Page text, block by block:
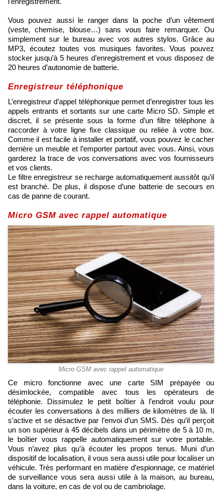
Vous pouvez aussi le ranger dans la poche d’un vêtement
(veste, chemise, blouse…) sans vous faire remarquer. Ou
simplement sur le bureau avec vos autres stylos. Grâce au
MP3, écoutez toutes vos musiques favorites. Vous pouvez
stocker jusqu’à 5 heures d’enregistrement et vous disposez de
20 heures d’autonomie de batterie.
Enregistreur téléphonique
L’enregistreur d’appel téléphonique permet d’enregistrer tous les
appels entrants et sortants sur une carte Micro SD. Simple et
discret, il se présente sous la forme d’un filtre téléphone à
raccorder à votre ligne fixe classique ou reliée à votre box.
Comme il est facile à installer et portatif, vous pouvez le cacher
derrière un meuble et l’emporter partout avec vous. Ainsi, vous
garderez la trace de vos conversations avec vos fournisseurs
et vos clients.
Le filtre enregistreur se recharge automatiquement aussitôt qu’il
est branché. De plus, il dispose d’une batterie de secours en
cas de panne de courant.
Micro GSM avec rappel automatique
Micro GSM avec rappel automatique
Ce micro fonctionne avec une carte SIM prépayée ou
désimlockée, compatible avec tous les opérateurs de
téléphonie. Dissimulez le petit boîtier à l’endroit voulu pour
écouter les conversations à des milliers de kilomètres de là. Il
s’active et se désactive par l’envoi d’un SMS. Dès qu’il perçoit
un son supérieur à 45 décibels dans un périmètre de 5 à 10 m,
le boîtier vous rappelle automatiquement sur votre portable.
Vous n’avez plus qu’à écouter les propos tenus. Muni d’un
dispositif de localisation, il vous sera aussi utile pour localiser un
véhicule. Très performant en matière d’espionnage, ce matériel
de surveillance vous sera aussi utile à la maison, au bureau,
dans la voiture, en cas de vol ou de cambriolage.